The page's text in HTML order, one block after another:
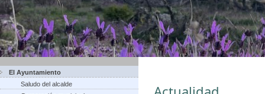
El Ayuntamiento
Saludo del alcalde